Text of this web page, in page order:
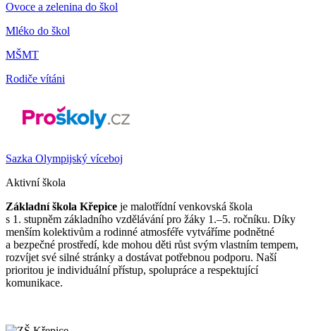
Ovoce a zelenina do škol
Mléko do škol
MŠMT
Rodiče vítáni
Sazka Olympijský víceboj
Aktivní škola
Základní škola Křepice je malotřídní venkovská škola
s 1. stupněm základního vzdělávání pro žáky 1.–5. ročníku. Díky
menším kolektivům a rodinné atmosféře vytváříme podnětné
a bezpečné prostředí, kde mohou děti růst svým vlastním tempem,
rozvíjet své silné stránky a dostávat potřebnou podporu. Naší
prioritou je individuální přístup, spolupráce a respektující
komunikace.